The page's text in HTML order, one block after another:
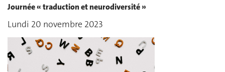
Journée « traduction et neurodiversité »
Lundi 20 novembre 2023